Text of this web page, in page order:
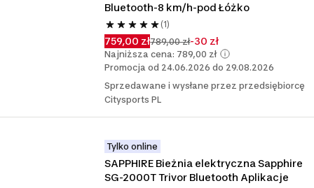
Bluetooth-8 km/h-pod Łóżko
(1)
759,00 zł789,00 zł-30 zł
Najniższa cena: 789,00 zł
Promocja od 24.06.2026 do 29.08.2026
Sprzedawane i wysłane przez przedsiębiorcę
Citysports PL
Tylko online
SAPPHIRE Bieżnia elektryczna Sapphire
SG-2000T Trivor Bluetooth Aplikacje